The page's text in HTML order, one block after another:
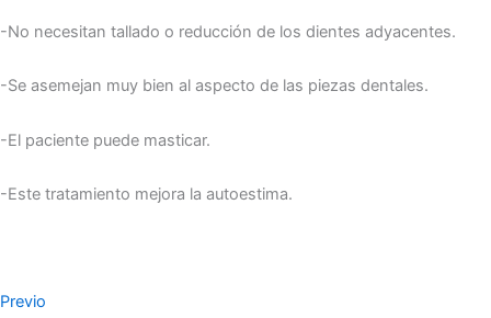
-No necesitan tallado o reducción de los dientes adyacentes.
-Se asemejan muy bien al aspecto de las piezas dentales.
-El paciente puede masticar.
-Este tratamiento mejora la autoestima.
Previo